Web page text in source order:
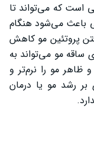
است که می‌تواند تا
باعث می‌شود هنگام
پروتئین مو کاهش
ساقه مو می‌تواند به
مو را نرم‌تر و
بر رشد مو یا درمان